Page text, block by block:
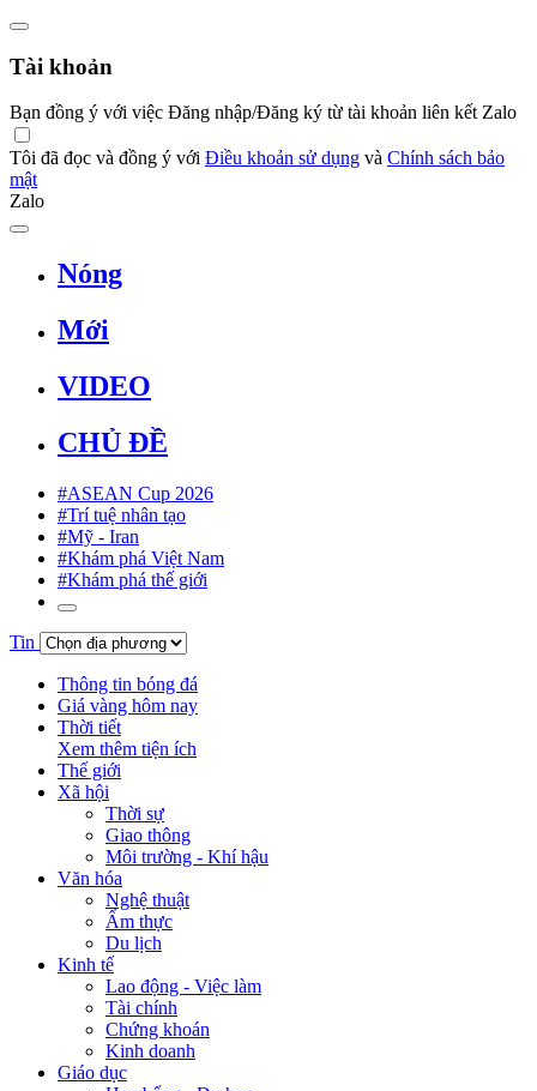
Tài khoản
Bạn đồng ý với việc Đăng nhập/Đăng ký từ tài khoản liên kết Zalo
Tôi đã đọc và đồng ý với Điều khoản sử dụng và Chính sách bảo
mật
Zalo
Nóng
Mới
VIDEO
CHỦ ĐỀ
#ASEAN Cup 2026
#Trí tuệ nhân tạo
#Mỹ - Iran
#Khám phá Việt Nam
#Khám phá thế giới
Tin
Thông tin bóng đá
Giá vàng hôm nay
Thời tiết
Xem thêm tiện ích
Thế giới
Xã hội
Thời sự
Giao thông
Môi trường - Khí hậu
Văn hóa
Nghệ thuật
Ẩm thực
Du lịch
Kinh tế
Lao động - Việc làm
Tài chính
Chứng khoán
Kinh doanh
Giáo dục